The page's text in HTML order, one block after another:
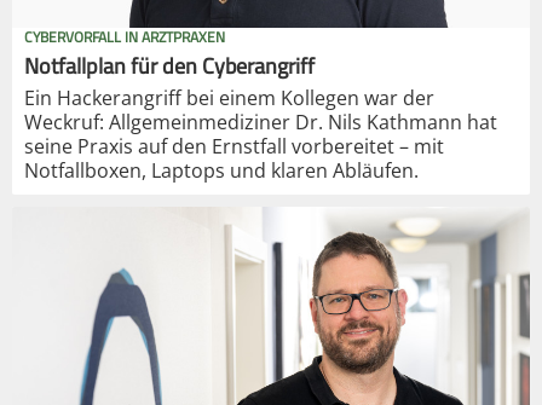
CYBERVORFALL IN ARZTPRAXEN
Notfallplan für den Cyberangriff
Ein Hackerangriff bei einem Kollegen war der
Weckruf: Allgemeinmediziner Dr. Nils Kathmann hat
seine Praxis auf den Ernstfall vorbereitet – mit
Notfallboxen, Laptops und klaren Abläufen.